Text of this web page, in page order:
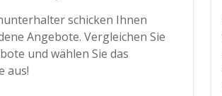
schicken Ihnen
Angebote. Vergleichen Sie
und wählen Sie das
aus!